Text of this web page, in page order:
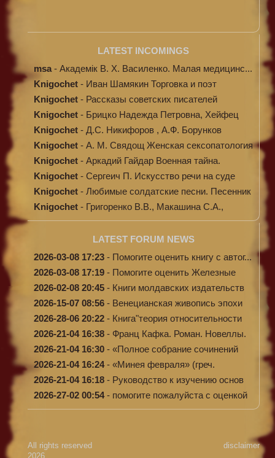
LATEST INCOMINGS
msa - Академік В. Х. Василенко. Малая медицинс...
Knigochet - Иван Шамякин Торговка и поэт
Knigochet - Рассказы советских писателей
Knigochet - Брицко Надежда Петровна, Хейфец
Аркадий ...
Knigochet - Д.С. Никифоров , А.Ф. Борунков
Дипломати...
Knigochet - А. М. Свядощ Женская сексопатология
Knigochet - Аркадий Гайдар Военная тайна.
Судьба бар...
Knigochet - Сергеич П. Искусство речи на суде
Knigochet - Любимые солдатские песни. Песенник
(с н...
Knigochet - Григоренко В.В., Макашина С.А.,
Машински...
LATEST FORUM NEWS
2026-03-08 17:23 - Помогите оценить книгу с автог...
2026-03-08 17:19 - Помогите оценить Железные
доро...
2026-02-08 20:45 - Книги молдавских издательств
2026-15-07 08:56 - Венецианская живопись эпохи
Во...
2026-28-06 20:22 - Книга"теория относительности
и...
2026-21-04 16:38 - Франц Кафка. Роман. Новеллы.
П...
2026-21-04 16:30 - «Полное собрание сочинений
А.Н...
2026-21-04 16:24- «Минея февраля» (греч.
Μηναίον...
2026-21-04 16:18 - Руководство к изучению основ
к...
2026-27-02 00:54- помогите пожалуйста с оценкой
...
All rights reserved
2026
disclaimer